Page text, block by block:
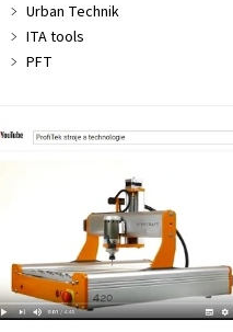
Urban Technik
ITA tools
PFT